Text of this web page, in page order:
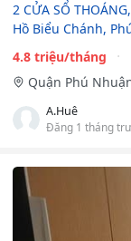
2 CỬA SỔ
Hồ Biểu Chánh,
4.8 triệu/tháng
Quận Phú
A.Huê
Đăng 1 tháng